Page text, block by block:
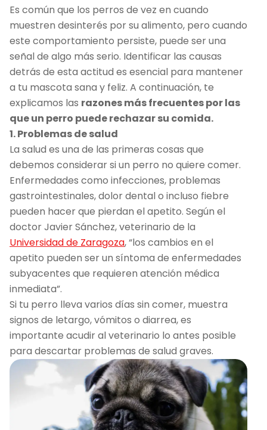
Es común que los perros de vez en cuando
muestren desinterés por su alimento, pero cuando
este comportamiento persiste, puede ser una
señal de algo más serio. Identificar las causas
detrás de esta actitud es esencial para mantener
a tu mascota sana y feliz. A continuación, te
explicamos las razones más frecuentes por las
que un perro puede rechazar su comida.
1. Problemas de salud
La salud es una de las primeras cosas que
debemos considerar si un perro no quiere comer.
Enfermedades como infecciones, problemas
gastrointestinales, dolor dental o incluso fiebre
pueden hacer que pierdan el apetito. Según el
doctor Javier Sánchez, veterinario de la
Universidad de Zaragoza, “los cambios en el
apetito pueden ser un síntoma de enfermedades
subyacentes que requieren atención médica
inmediata”.
Si tu perro lleva varios días sin comer, muestra
signos de letargo, vómitos o diarrea, es
importante acudir al veterinario lo antes posible
para descartar problemas de salud graves.